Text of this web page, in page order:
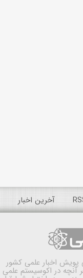
آخرین اخبار
اخبار علمی کشور
در اکوسیستم علمی